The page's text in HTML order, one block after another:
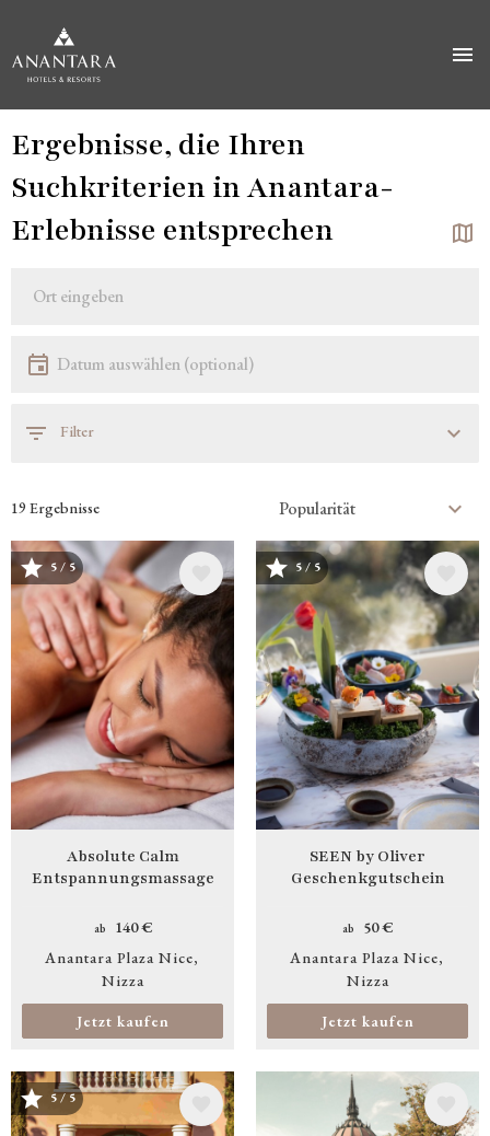
zum
Ergebnisse, die Ihren
Suchkriterien in Anantara-
Erlebnisse entsprechen
Datum auswählen
Filter
19 Ergebnisse
Bild5 / 5
Absolute Calm
Entspannungsmassage
ab
140 €
Anantara Plaza Nice
Nizza
Jetzt kaufen
Bild
5 / 5
SEEN by Oliver
Geschenkgutschein
ab
50 €
Anantara Plaza Nice
Nizza
Jetzt kaufen
Bild5 / 5 Bild